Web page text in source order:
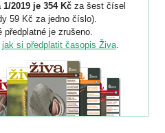
2019 je 354 Kč za šest čísel
59 Kč za jedno číslo).
předplatné je zrušeno.
jak si předplatit časopis Živa.